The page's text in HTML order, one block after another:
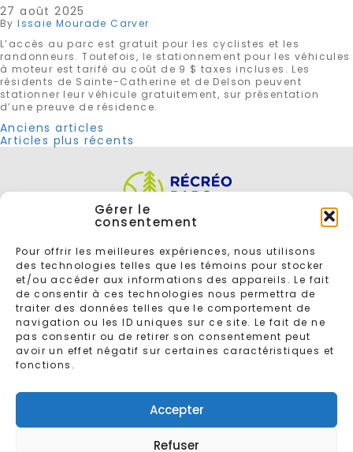
Gérer le
consentement
Pour offrir les meilleures expériences, nous utilisons
des technologies telles que les témoins pour stocker
et/ou accéder aux informations des appareils. Le fait
de consentir à ces technologies nous permettra de
traiter des données telles que le comportement de
navigation ou les ID uniques sur ce site. Le fait de ne
pas consentir ou de retirer son consentement peut
avoir un effet négatif sur certaines caractéristiques et
fonctions.
Accepter
Refuser
27 août 2025
ByIssaie Mourade Carver
L’accès au parc est gratuit pour les cyclistes et les
randonneurs. Toutefois, le stationnement pour les véhicules
à moteur est tarifé au coût de 9 $ taxes incluses. Les
résidents de Sainte-Catherine et de Delson peuvent
stationner leur véhicule gratuitement, sur présentation
d’une preuve de résidence.
Navigation
articles
Anciens articles
Articles plus récents
ENTREZ VOTRE COURRIEL POUR VOUS INSCRIRE À L'INFOLETTRE